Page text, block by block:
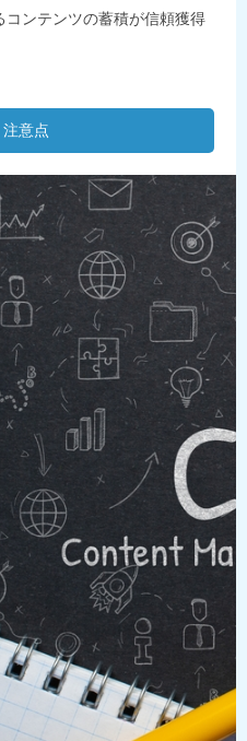
ンテンツの蓄積が信頼獲得
意点